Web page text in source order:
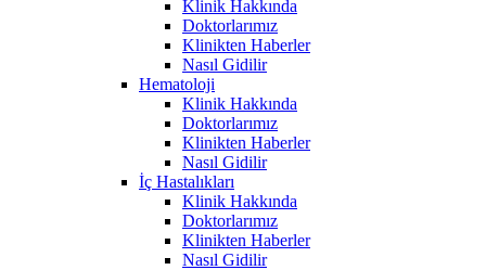
Klinik Hakkında
Doktorlarımız
Klinikten Haberler
Nasıl Gidilir
Hematoloji
Klinik Hakkında
Doktorlarımız
Klinikten Haberler
Nasıl Gidilir
İç Hastalıkları
Klinik Hakkında
Doktorlarımız
Klinikten Haberler
Nasıl Gidilir